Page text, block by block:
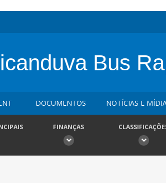
Bus
DOCUMENTOS NOTÍCIAS E
FINANÇAS